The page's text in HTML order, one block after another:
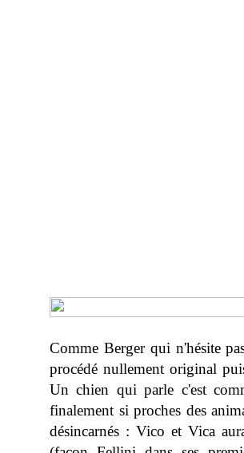
Comme Berger qui n'hésite
procédé nullement original
Un chien qui parle c'est
finalement si proches des
désincarnés : Vico et Vica